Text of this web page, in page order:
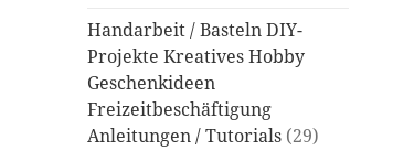
Handarbeit / Basteln DIY-
Projekte Kreatives Hobby
Geschenkideen
Freizeitbeschäftigung
Anleitungen / Tutorials (29)